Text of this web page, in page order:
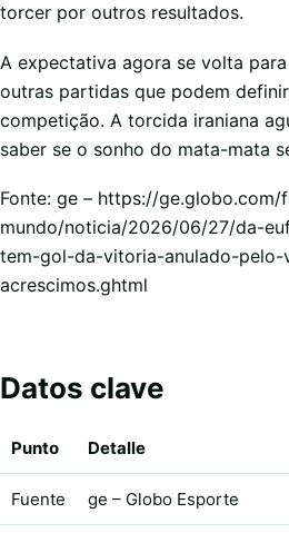
torcer por outros resultados.
A expectativa agora se volta
outras partidas que podem
competição. A torcida iraniana
saber se o sonho do mata-mata
Fonte: ge – https://
mundo/noticia/2026/06/27/da-
tem-gol-da-vitoria-anulado-pelo-
acrescimos.ghtml
Datos clave
Punto Detalle
Fuente ge – Globo Esporte